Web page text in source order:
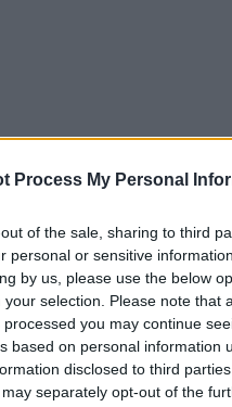
Process My Personal
of the sale, sharing to third
personal or sensitive
by us, please use the below
selection. Please note that
you may continue
based on personal information
disclosed to third
separately opt-out of the